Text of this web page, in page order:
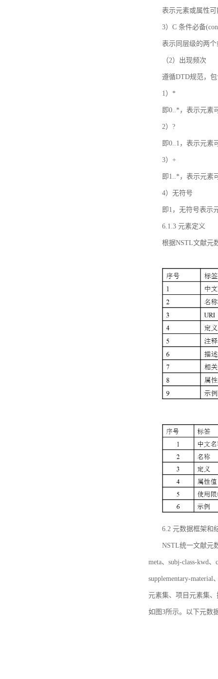
表示元素或属性
3）C 条件必备
表示同层级的两
（2）出现频次
遵循DTD规范，
1）*
即0..*，表示元素
2）?
即0..1，表示元素
3）+
即1..*，表示元素
4）无符号
即1，无符号表示
6.1.3 元素定义
根据NSTL文献元
6.2 元数据框架和
NSTL统一文献元
meta、subj-class-kwd
supplementary-
元素集、项目元素集
如图3所示。以下元数